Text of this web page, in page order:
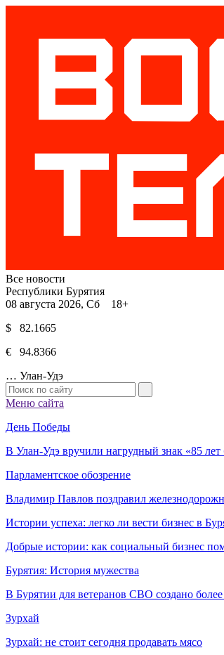
Все новости
Республики Бурятия
08 августа 2026, Сб 18+
$ 82.1665
€ 94.8366
… Улан-Удэ
Меню сайта
День Победы
В Улан-Удэ вручили нагрудный знак «85
Парламентское обозрение
Владимир Павлов поздравил
Истории успеха: легко ли вести бизнес в
Добрые истории: как социальный бизнес
Бурятия: История мужества
В Бурятии для ветеранов СВО создано
Зурхай
Зурхай: не стоит сегодня продавать мясо